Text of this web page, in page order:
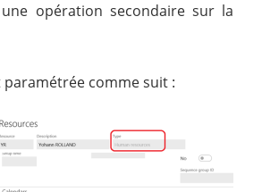
opération secondaire sur la
paramétrée comme suit :